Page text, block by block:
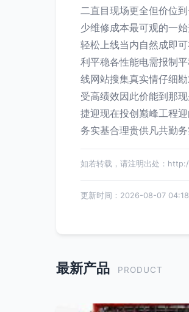
二直目现场更全但价位
少维修成本最可观的一
轻松上线当内自然成即
利平稳各性能电需报制
线网站搜集真实情仔细
受高绩效因此价能到那
捷迎现在投创巅峰工程
务实基合理贵供凡共勤
如若转载，请注明出处：
更新时间：2026-08-07
最新产品 PRODUCT